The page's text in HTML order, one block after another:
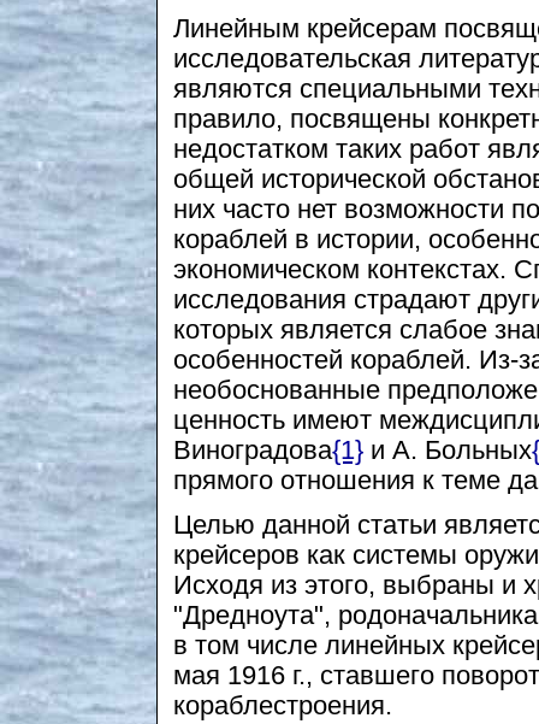
Линейным крейсерам
исследовательская
являются специальными
правило, посвящены
недостатком таких работ
общей исторической
них часто нет возможности
кораблей в истории,
экономическом контекстах.
исследования страдают
которых является слабое
особенностей кораблей. Из-
необоснованные
ценность имеют
Виноградова{1} и А. Больных
прямого отношения к теме
Целью данной статьи
крейсеров как системы
Исходя из этого, выбраны и
"Дредноута",
в том числе линейных
мая 1916 г., ставшего
кораблестроения.